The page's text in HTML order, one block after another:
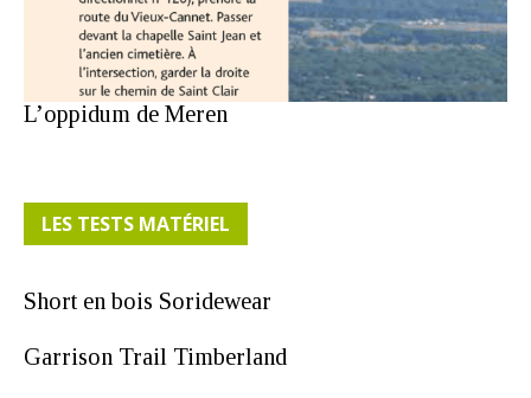
L’oppidum de Meren
LES TESTS MATÉRIEL
Short en bois Soridewear
Garrison Trail Timberland